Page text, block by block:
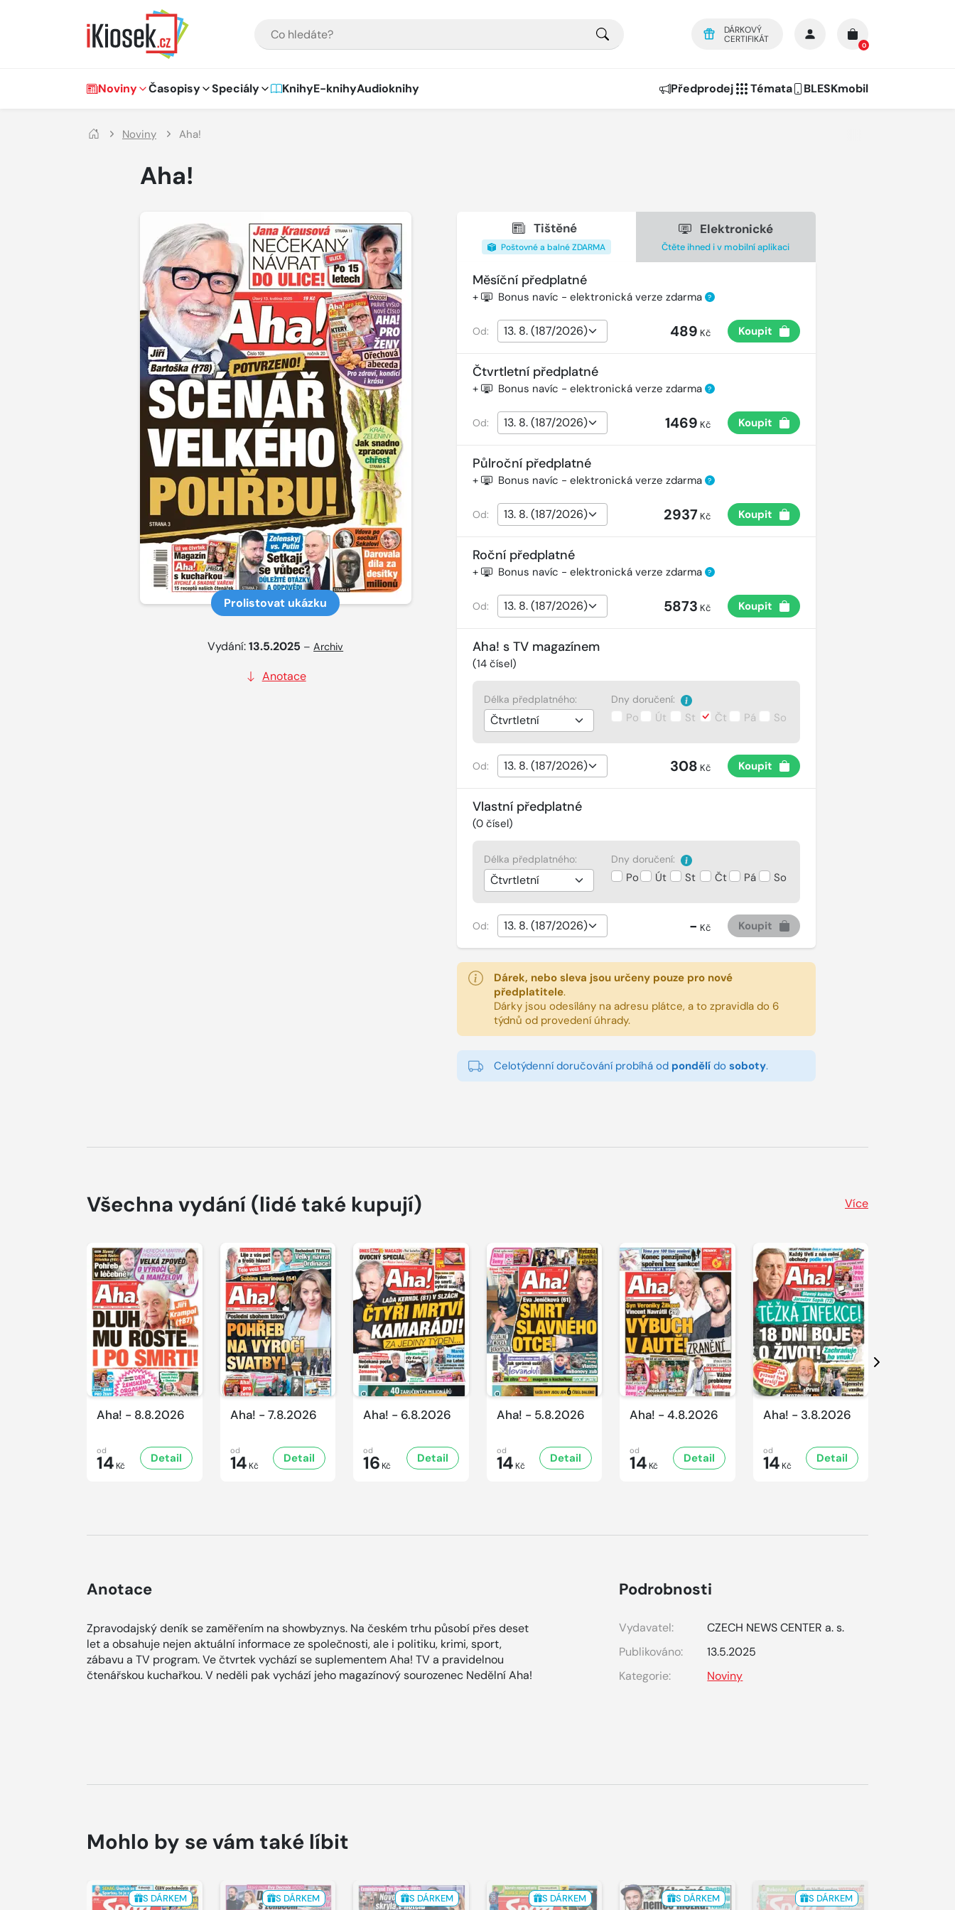
DÁRKOVÝ
CERTIFIKÁT
0
Hlavní navigace
Noviny Časopisy Speciály KnihyE-knihyAudioknihy Předprodej Témata BLESKmobil
Noviny Aha!
Aha!
Prolistovat ukázku
Vydání:13.5.2025 –Archiv
Anotace
Tištěné
Poštovné a balné ZDARMA
Elektronické
Čtěte ihned i v mobilní aplikaci
Měsíční předplatné
+ Bonus navíc - elektronická verze zdarma ?
Od: 489 Kč Koupit
Čtvrtletní předplatné
+ Bonus navíc - elektronická verze zdarma ?
Od: 1469 Kč Koupit
Půlroční předplatné
+ Bonus navíc - elektronická verze zdarma ?
Od: 2937 Kč Koupit
Roční předplatné
+ Bonus navíc - elektronická verze zdarma ?
Od: 5873 Kč Koupit
Aha! s TV magazínem
(14čísel)
Délka předplatného: Dny doručení:
Po Út St Čt Pá So
Od: 308 Kč Koupit
Vlastní předplatné
(0čísel)
Délka předplatného: Dny doručení:
Po Út St Čt Pá So
Od: - Kč Koupit
Dárek, nebo sleva jsou určeny pouze pro nové
předplatitele.
Dárky jsou odesílány na adresu plátce, a to zpravidla do 6
týdnů od provedení úhrady.
Celotýdenní doručování probíhá od pondělído soboty.
Všechna vydání (lidé také kupují) Více
Aha! - 8.8.2026
od
14 Kč
Detail
Aha! - 7.8.2026
od
14 Kč
Detail
Aha! - 6.8.2026
od
16 Kč
Detail
Aha! - 5.8.2026
od
14 Kč
Detail
Aha! - 4.8.2026
od
14 Kč
Detail
Aha! - 3.8.2026
od
14 Kč
Detail
Další
Anotace
Zpravodajský deník se zaměřením na showbyznys. Na českém trhu působí přes deset
let a obsahuje nejen aktuální informace ze společnosti, ale i politiku, krimi, sport,
zábavu a TV program. Ve čtvrtek vychází se suplementem Aha! TV a pravidelnou
čtenářskou kuchařkou. V neděli pak vychází jeho magazínový sourozenec Nedělní Aha!
Podrobnosti
Vydavatel:
CZECH NEWS CENTER a. s.
Publikováno:
13.5.2025
Kategorie:
Noviny
Mohlo by se vám také líbit
S DÁRKEM S DÁRKEM S DÁRKEM S DÁRKEM S DÁRKEM S DÁRKEM